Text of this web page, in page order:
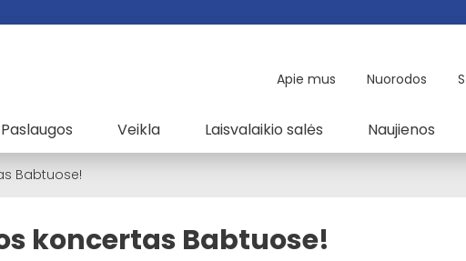
Apie mus Nuorodos
Paslaugos Veikla Laisvalaikio salės Naujienos
Babtuose!
koncertas Babtuose!